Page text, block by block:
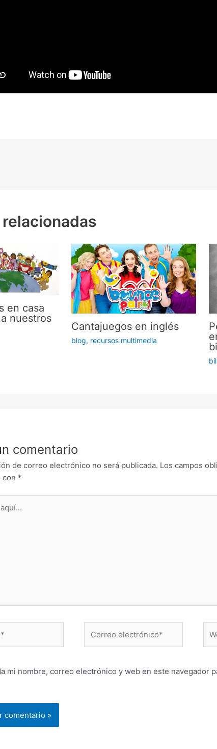
en casa
nuestros
Cantajuegos en inglés
blog, recursos multimedia
comentario
de correo electrónico no será publicada. Los campos
con *
electrónico*
mi nombre, correo electrónico y web en este navegador